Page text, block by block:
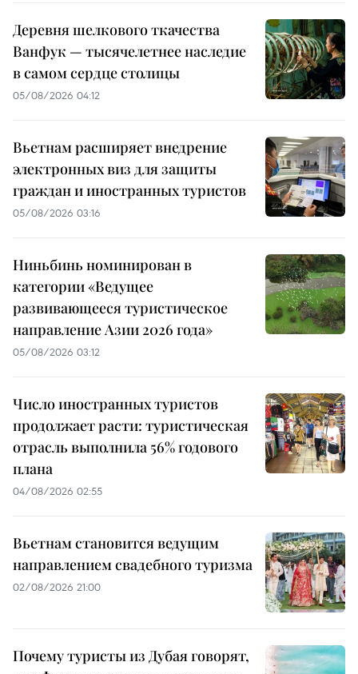
Деревня шелкового ткачества
Ванфук — тысячелетнее наследие
в самом сердце столицы
05/08/2026 04:12
Вьетнам расширяет внедрение
электронных виз для защиты
граждан и иностранных туристов
05/08/2026 03:16
Ниньбинь номинирован в
категории «Ведущее
развивающееся туристическое
направление Азии 2026 года»
05/08/2026 03:12
Число иностранных туристов
продолжает расти: туристическая
отрасль выполнила 56% годового
плана
04/08/2026 02:55
Вьетнам становится ведущим
направлением свадебного туризма
02/08/2026 21:00
Почему туристы из Дубая говорят,